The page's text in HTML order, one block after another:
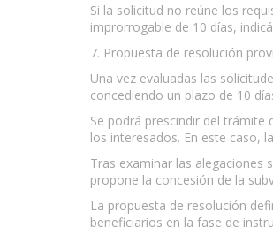
Si la solicitud no reúne los
improrrogable de 10 días,
7. Propuesta de resolución
Una vez evaluadas las
concediendo un plazo de 10
Se podrá prescindir del
los interesados. En este caso,
Tras examinar las alegaciones
propone la concesión de la
La propuesta de resolución
beneficiarios en la fase de